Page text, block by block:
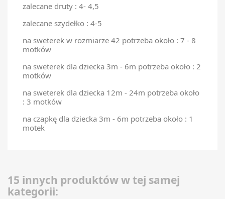
zalecane druty : 4- 4,5
zalecane szydełko : 4-5
na sweterek w rozmiarze 42 potrzeba około : 7 - 8
motków
na sweterek dla dziecka 3m - 6m potrzeba około : 2
motków
na sweterek dla dziecka 12m - 24m potrzeba około
: 3 motków
na czapkę dla dziecka 3m - 6m potrzeba około : 1
motek
15 innych produktów w tej samej
kategorii: